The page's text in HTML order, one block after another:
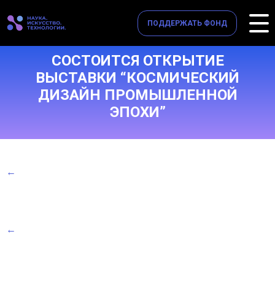
ПОДДЕРЖАТЬ ФОНД
СОСТОИТСЯ ОТКРЫТИЕ
ВЫСТАВКИ “КОСМИЧЕСКИЙ
ДИЗАЙН ПРОМЫШЛЕННОЙ
ЭПОХИ”
←
←